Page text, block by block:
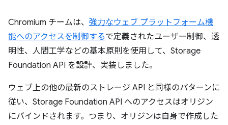
Chromium チームは、 強力なウェブ プラットフォーム機
能へのアクセスを制御するで定義されたユーザー制御、透
明性、人間工学などの基本原則を使用して、Storage
Foundation API を設計、実装しました。
ウェブ上の他の最新のストレージ API と同様のパターンに
従い、Storage Foundation API へのアクセスはオリジン
にバインドされます。つまり、オリジンは自身で作成した